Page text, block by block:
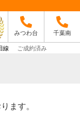
みつわ台 千葉南
線 ご成約済み
ます。